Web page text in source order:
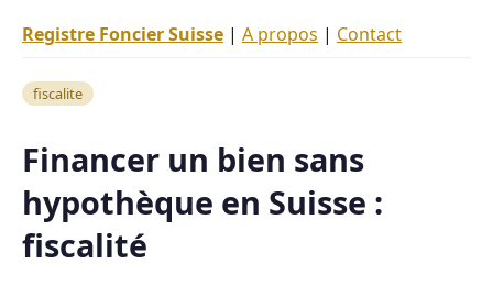
Registre Foncier Suisse | A propos | Contact
fiscalite
Financer un bien sans
hypothèque en Suisse :
fiscalité